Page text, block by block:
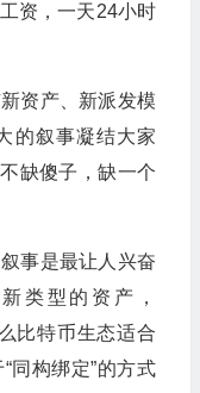
资，一天24小时
资产、新派发模
的叙事凝结大家
缺傻子，缺一个
事是最让人兴奋
类型的资产，
比特币生态适合
同构绑定”的方式